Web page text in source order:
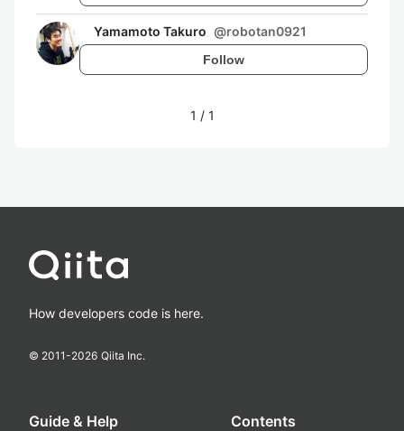
Yamamoto Takuro @robotan0921
Follow
1 / 1
How developers code is here.
© 2011-2026 Qiita Inc.
Guide & Help Contents